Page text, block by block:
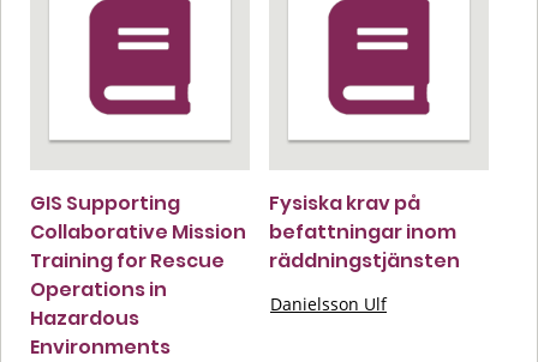
GIS Supporting
Collaborative Mission
Training for Rescue
Operations in
Hazardous
Environments
Fysiska krav på
befattningar inom
räddningstjänsten
Danielsson Ulf